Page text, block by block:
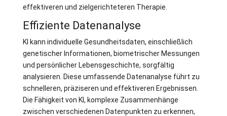
effektiveren und zielgerichteteren Therapie.
Effiziente Datenanalyse
KI kann individuelle Gesundheitsdaten, einschließlich
genetischer Informationen, biometrischer Messungen
und persönlicher Lebensgeschichte, sorgfältig
analysieren. Diese umfassende Datenanalyse führt zu
schnelleren, präziseren und effektiveren Ergebnissen.
Die Fähigkeit von KI, komplexe Zusammenhänge
zwischen verschiedenen Datenpunkten zu erkennen,